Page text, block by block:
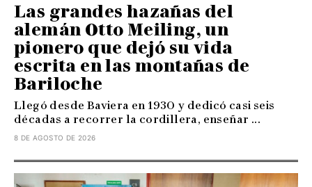
Las grandes hazañas del
alemán Otto Meiling, un
pionero que dejó su vida
escrita en las montañas de
Bariloche
Llegó desde Baviera en 1930 y dedicó casi seis
décadas a recorrer la cordillera, enseñar ...
8 DE AGOSTO DE 2026